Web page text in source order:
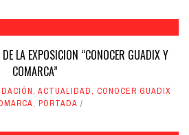
LA EXPOSICION “CONOCER GUADIX Y
COMARCA”
, ACTUALIDAD, CONOCER GUADIX
, PORTADA